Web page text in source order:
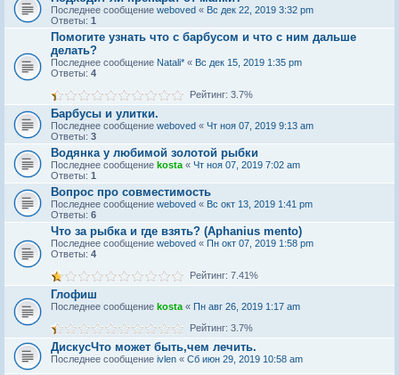
Последнее сообщение weboved « Вс дек 22, 2019 3:32 pm
Ответы: 1
Помогите узнать что с барбусом и что с ним дальше
делать?
Последнее сообщение Natali* « Вс дек 15, 2019 1:35 pm
Ответы: 4
Рейтинг: 3.7%
Барбусы и улитки.
Последнее сообщение weboved « Чт ноя 07, 2019 9:13 am
Ответы: 3
Водянка у любимой золотой рыбки
Последнее сообщение kosta « Чт ноя 07, 2019 7:02 am
Ответы: 1
Вопрос про совместимость
Последнее сообщение weboved « Вс окт 13, 2019 1:41 pm
Ответы: 6
Что за рыбка и где взять? (Aphanius mento)
Последнее сообщение weboved « Пн окт 07, 2019 1:58 pm
Ответы: 4
Рейтинг: 7.41%
Глофиш
Последнее сообщение kosta « Пн авг 26, 2019 1:17 am
Рейтинг: 3.7%
ДискусЧто может быть,чем лечить.
Последнее сообщение ivlen « Сб июн 29, 2019 10:58 am